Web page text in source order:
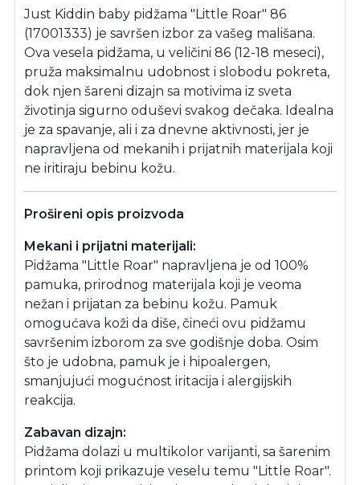
Just Kiddin baby pidžama "Little Roar" 86
(17001333) je savršen izbor za vašeg mališana.
Ova vesela pidžama, u veličini 86 (12-18 meseci),
pruža maksimalnu udobnost i slobodu pokreta,
dok njen šareni dizajn sa motivima iz sveta
životinja sigurno oduševi svakog dečaka. Idealna
je za spavanje, ali i za dnevne aktivnosti, jer je
napravljena od mekanih i prijatnih materijala koji
ne iritiraju bebinu kožu.
Prošireni opis proizvoda
Mekani i prijatni materijali:
Pidžama "Little Roar" napravljena je od 100%
pamuka, prirodnog materijala koji je veoma
nežan i prijatan za bebinu kožu. Pamuk
omogućava koži da diše, čineći ovu pidžamu
savršenim izborom za sve godišnje doba. Osim
što je udobna, pamuk je i hipoalergen,
smanjujući mogućnost iritacija i alergijskih
reakcija.
Zabavan dizajn:
Pidžama dolazi u multikolor varijanti, sa šarenim
printom koji prikazuje veselu temu "Little Roar".